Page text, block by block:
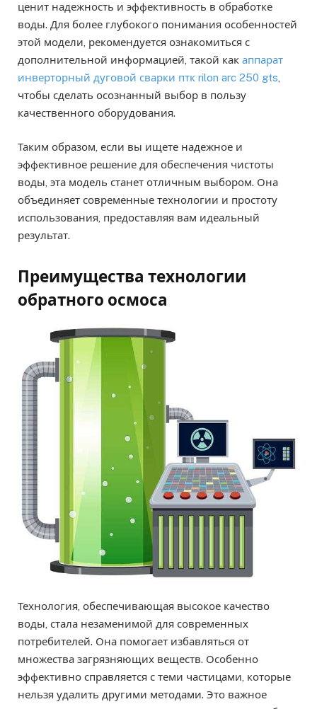
ценит надежность и эффективность в обработке
воды. Для более глубокого понимания особенностей
этой модели, рекомендуется ознакомиться с
дополнительной информацией, такой как аппарат
инверторный дуговой сварки птк rilon arc 250 gts
чтобы сделать осознанный выбор в пользу
качественного оборудования.
Таким образом, если вы ищете надежное и
эффективное решение для обеспечения чистоты
воды, эта модель станет отличным выбором. Она
объединяет современные технологии и простоту
использования, предоставляя вам идеальный
результат.
Преимущества технологии
обратного осмоса
Технология, обеспечивающая высокое качество
воды, стала незаменимой для современных
потребителей. Она помогает избавляться от
множества загрязняющих веществ. Особенно
эффективно справляется с теми частицами, которые
нельзя удалить другими методами. Это важное